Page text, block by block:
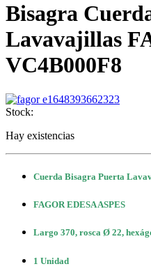
Bisagra
Lavavajillas
VC4B000F8
Stock:
Hay existencias
Cuerda Bisagra Puerta
FAGOR EDESA ASPES
Largo 370, rosca Ø 22,
1 Unidad